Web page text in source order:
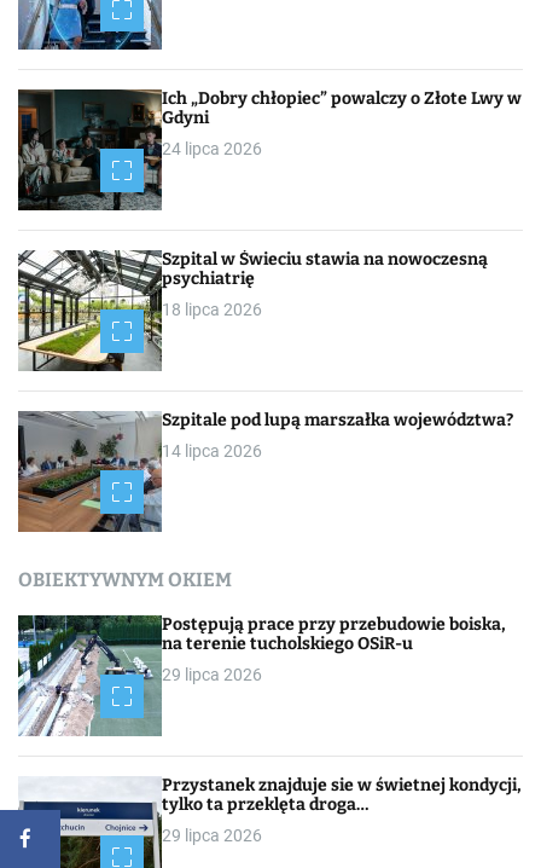
Ich „Dobry chłopiec” powalczy o Złote Lwy w
Gdyni
24 lipca 2026
Szpital w Świeciu stawia na nowoczesną
psychiatrię
18 lipca 2026
Szpitale pod lupą marszałka województwa?
14 lipca 2026
OBIEKTYWNYM OKIEM
Postępują prace przy przebudowie boiska,
na terenie tucholskiego OSiR-u
29 lipca 2026
Przystanek znajduje sie w świetnej kondycji,
tylko ta przeklęta droga…
29 lipca 2026